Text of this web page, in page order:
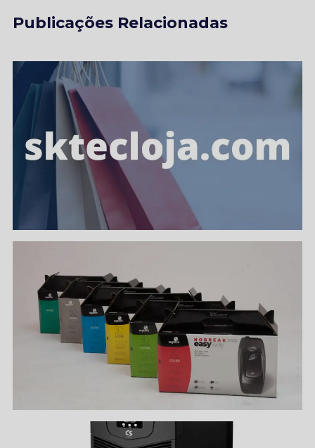
Publicações Relacionadas